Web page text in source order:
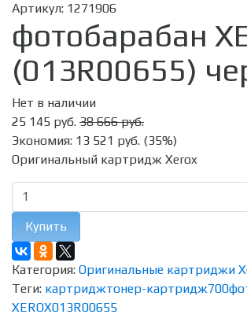
Артикул: 1271906
фотобарабан
(013R00655)
Нет в наличии
25 145 руб. 38 666 руб.
Экономия: 13 521 руб. (35%)
Оригинальный картридж Xerox
Купить
Категория: Оригинальные картриджи
Теги: картриджтонер-картридж700
XEROX013R00655